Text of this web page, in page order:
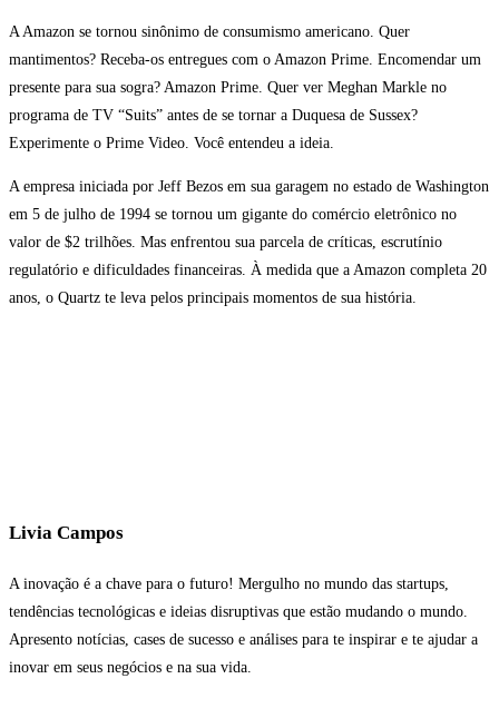
A Amazon se tornou sinônimo de consumismo americano. Quer
mantimentos? Receba-os entregues com o Amazon Prime. Encomendar um
presente para sua sogra? Amazon Prime. Quer ver Meghan Markle no
programa de TV “Suits” antes de se tornar a Duquesa de Sussex?
Experimente o Prime Video. Você entendeu a ideia.
A empresa iniciada por Jeff Bezos em sua garagem no estado de Washington
em 5 de julho de 1994 se tornou um gigante do comércio eletrônico no
valor de $2 trilhões. Mas enfrentou sua parcela de críticas, escrutínio
regulatório e dificuldades financeiras. À medida que a Amazon completa 20
anos, o Quartz te leva pelos principais momentos de sua história.
Livia Campos
A inovação é a chave para o futuro! Mergulho no mundo das startups,
tendências tecnológicas e ideias disruptivas que estão mudando o mundo.
Apresento notícias, cases de sucesso e análises para te inspirar e te ajudar a
inovar em seus negócios e na sua vida.